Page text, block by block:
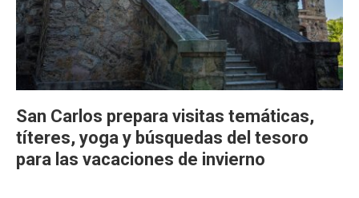
San Carlos prepara visitas temáticas,
títeres, yoga y búsquedas del tesoro
para las vacaciones de invierno